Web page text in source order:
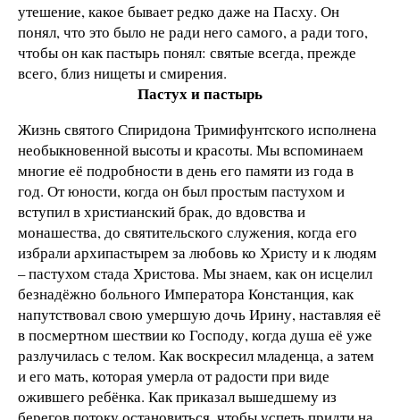
утешение, какое бывает редко даже на Пасху. Он
понял, что это было не ради него самого, а ради того,
чтобы он как пастырь понял: святые всегда, прежде
всего, близ нищеты и смирения.
Пастух и пастырь
Жизнь святого Спиридона Тримифунтского исполнена
необыкновенной высоты и красоты. Мы вспоминаем
многие её подробности в день его памяти из года в
год. От юности, когда он был простым пастухом и
вступил в христианский брак, до вдовства и
монашества, до святительского служения, когда его
избрали архипастырем за любовь ко Христу и к людям
– пастухом стада Христова. Мы знаем, как он исцелил
безнадёжно больного Императора Констанция, как
напутствовал свою умершую дочь Ирину, наставляя её
в посмертном шествии ко Господу, когда душа её уже
разлучилась с телом. Как воскресил младенца, а затем
и его мать, которая умерла от радости при виде
ожившего ребёнка. Как приказал вышедшему из